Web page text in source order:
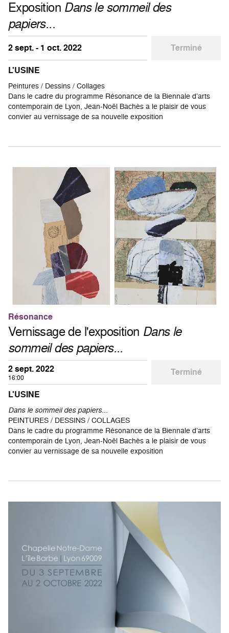
Exposition Dans le sommeil des
papiers...
2 sept. - 1 oct. 2022
Terminé
L'USINE
Peintures / Dessins / Collages
Dans le cadre du programme Résonance de la Biennale d’arts
contemporain de Lyon, Jean-Noël Bachès a le plaisir de vous
convier au vernissage de sa nouvelle exposition
Résonance
Vernissage de l'exposition Dans le
sommeil des papiers...
2 sept. 2022
16:00
Terminé
L'USINE
Dans le sommeil des papiers...
PEINTURES / DESSINS / COLLAGES
Dans le cadre du programme Résonance de la Biennale d’arts
contemporain de Lyon, Jean-Noël Bachès a le plaisir de vous
convier au vernissage de sa nouvelle exposition